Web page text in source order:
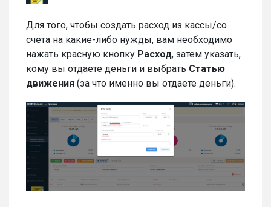
Для того, чтобы создать расход из кассы/со
счета на какие-либо нужды, вам необходимо
нажать красную кнопку Расход, затем указать,
кому вы отдаете деньги и выбрать Статью
движения (за что именно вы отдаете деньги).